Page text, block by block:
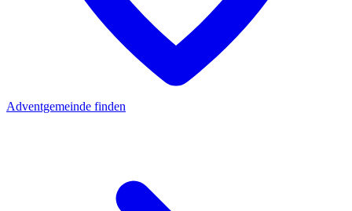
Adventgemeinde finden